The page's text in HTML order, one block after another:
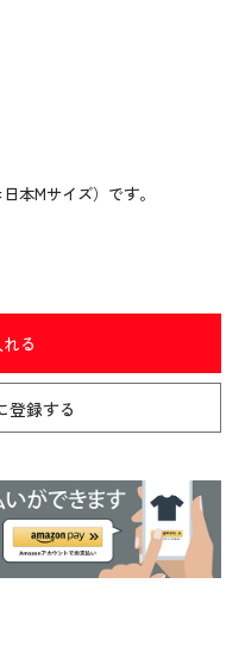
本Mサイズ）です。
る
登録する